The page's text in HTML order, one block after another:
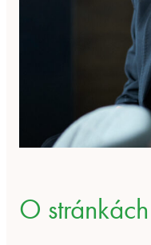
O stránkách